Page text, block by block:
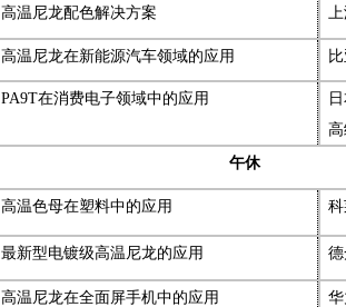
高温尼龙配色解决方案
高温尼龙在新能源汽车领域的应用
PA9T在消费电子领域中的应用
午休
高温色母在塑料中的应用
最新型电镀级高温尼龙的应用
高温尼龙在全面屏手机中的应用